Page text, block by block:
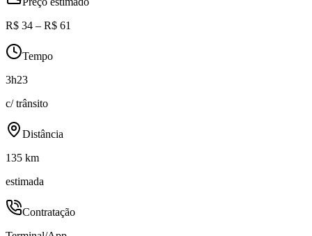
R$ 34 – R$ 61
Tempo
3h23
c/ trânsito
Distância
135 km
estimada
Contratação